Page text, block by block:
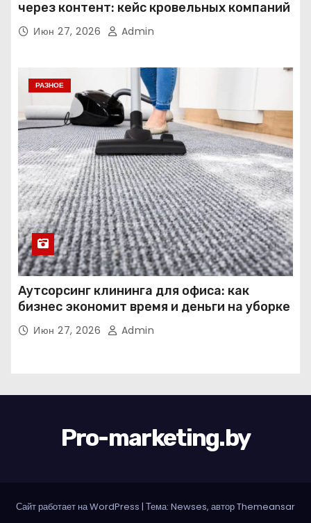
через контент: кейс кровельных компаний
Июн 27, 2026 Admin
РАЗНОЕ
Аутсорсинг клининга для офиса: как
бизнес экономит время и деньги на уборке
Июн 27, 2026 Admin
Pro-marketing.by
Сайт работает на WordPress | Тема: Newses, авторThemeansar